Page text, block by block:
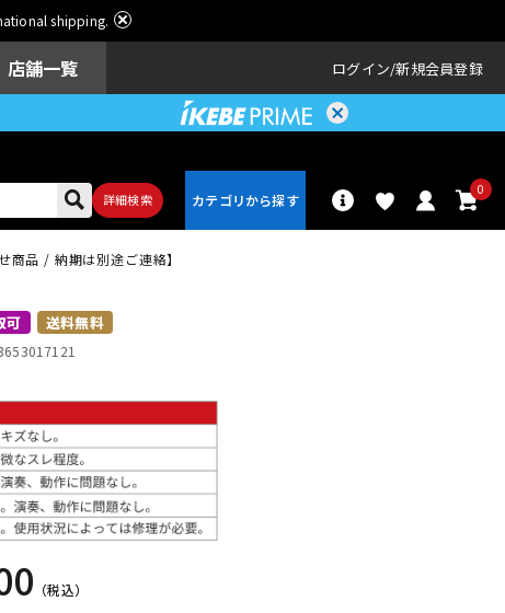
shipping.
店舗一覧 ログイン 新規会員登録
詳細検索
0
ドラム
配信/ライブ
機器
商品 / 納期は別途ご連絡】
可 送料無料
（税込）